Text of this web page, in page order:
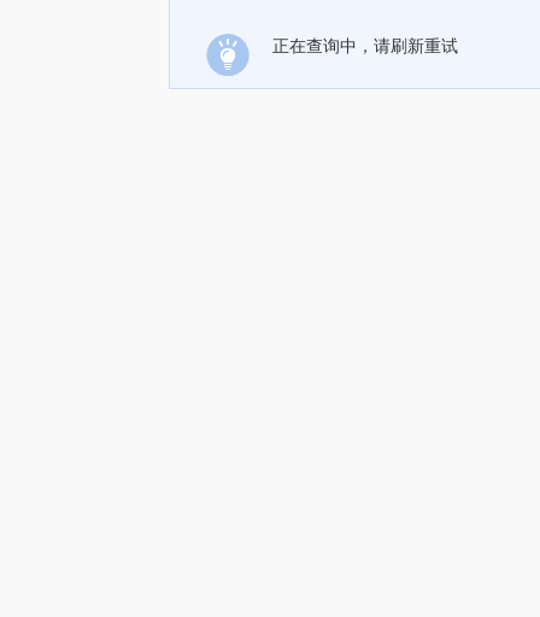
正在查询中，请刷新重试